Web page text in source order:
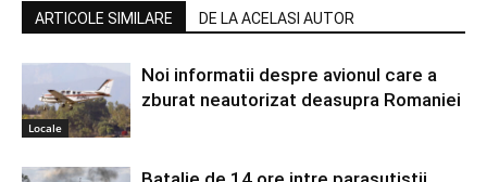
ARTICOLE SIMILARE DE LA ACELASI AUTOR
Locale
Noi informatii despre avionul care a
zburat neautorizat deasupra Romaniei